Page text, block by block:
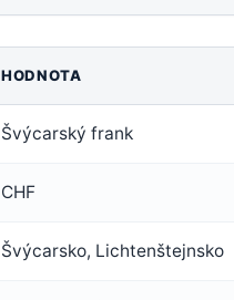
HODNOTA
Švýcarský frank
CHF
Švýcarsko, Lichtenštejnsko